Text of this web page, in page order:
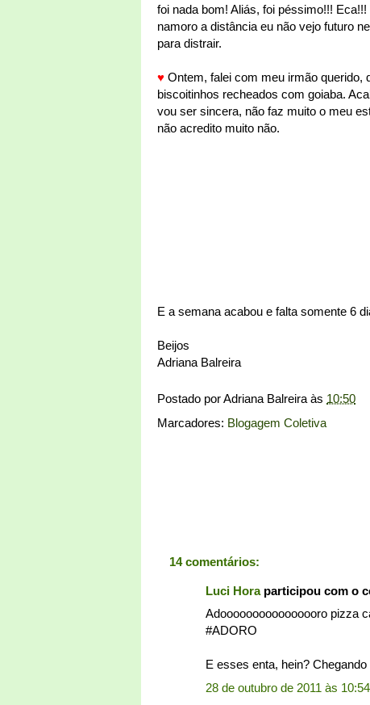
foi nada bom! Aliás, foi péssimo!!!
namoro a distância eu não vejo futuro
para distrair.
♥ Ontem, falei com meu irmão querido,
biscoitinhos recheados com goiaba.
vou ser sincera, não faz muito o meu
não acredito muito não.
E a semana acabou e falta somente 6
Beijos
Adriana Balreira
Postado porAdriana Balreira às 10:50
Marcadores: Blogagem Coletiva
14 comentários:
Luci Horaparticipou com o
Adoooooooooooooooro pizza
#ADORO
E esses enta, hein?
28 de outubro de 2011 às 10:54